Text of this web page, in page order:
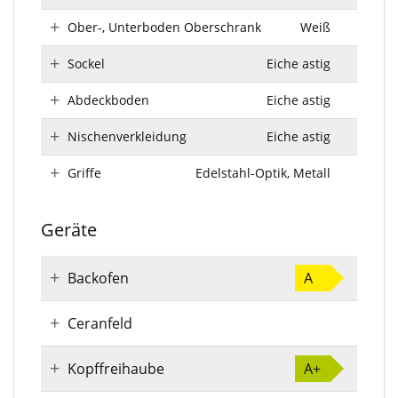
Ober-, Unterboden Oberschrank Weiß
Sockel Eiche astig
Abdeckboden Eiche astig
Nischenverkleidung Eiche astig
Griffe Edelstahl-Optik, Metall
Geräte
Backofen A
Ceranfeld
Kopffreihaube A+